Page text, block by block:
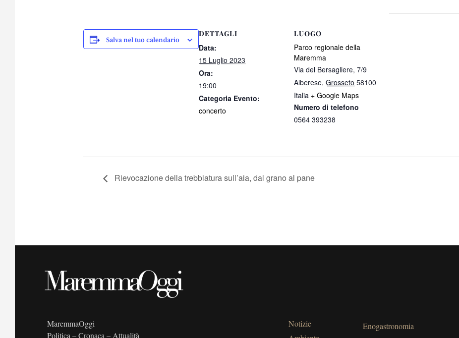
Salva nel tuo calendario
DETTAGLI
Data:
15 Luglio 2023
Ora:
19:00
Categoria Evento:
concerto
LUOGO
Parco regionale della
Maremma
Via del Bersagliere, 7/9
Alberese, Grosseto 58100
Italia + Google Maps
Numero di telefono
0564 393238
Rievocazione della trebbiatura sull’aia, dal grano al pane
MaremmaOggi
Politica – Cronaca – Attualità
Notizie
Enogastronomia